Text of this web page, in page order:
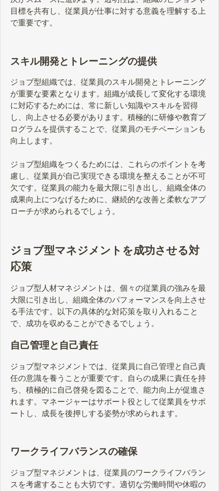
目標を共有し、従業員が仕事に対する意義を理解する上
で重要です。
スキル開発とトレーニングの提供
ジョブ型組織では、従業員のスキル開発とトレーニング
が重要な要素となります。組織が成長して変化する環境
に対応するためには、常に新しい知識やスキルを習得
し、向上させる必要があります。積極的に研修や教育プ
ログラムを提供することで、従業員のモチベーションも
向上します。
ジョブ型組織をつくるためには、これらのポイントを考
慮し、従業員が自己実現できる環境を整えることが不可
欠です。従業員の能力を最大限に引き出し、組織全体の
成果向上につなげるために、継続的な改善と柔軟なアプ
ローチが求められるでしょう。
ジョブ型マネジメントを成功させる対
応策
ジョブ型人材マネジメントは、個々の従業員の強みを最
大限に引き出し、組織全体のパフォーマンスを向上させ
る手法です。以下の具体的な対応策を取り入れること
で、成功を収めることができるでしょう。
自己管理と自己責任
ジョブ型マネジメントでは、従業員に自己管理と自己責
任の意識を養うことが重要です。自らの成果に責任を持
ち、積極的に自己啓発を図ることで、能力向上が促進さ
れます。マネージャーはサポート役として従業員をサポ
ートし、成長を後押しする姿勢が求められます。
ワークライフバランスの確保
ジョブ型マネジメントは、従業員のワークライフバラン
スを考慮することも大切です。適切な労働時間や休暇の